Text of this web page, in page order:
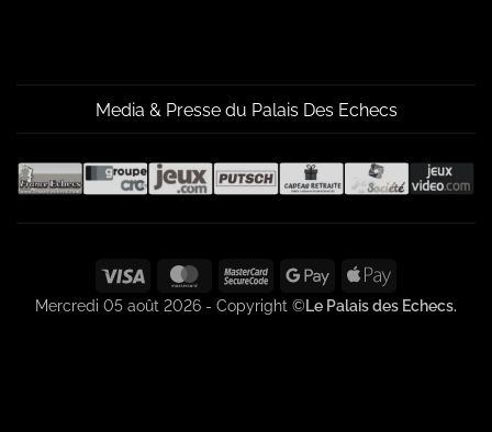
Media & Presse du Palais Des Echecs
Visa MasterCardMasterCard
2
Google
Pay
Apple
Pay
Mercredi 05 août 2026 - Copyright ©Le Palais des Echecs.